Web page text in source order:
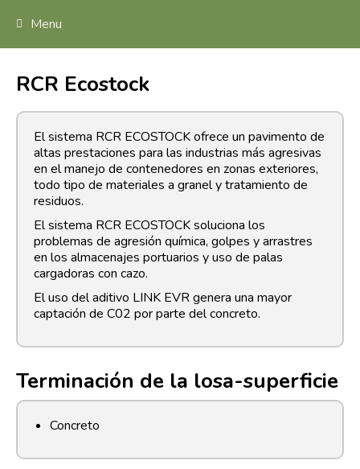
Menu
RCR Ecostock
El sistema RCR ECOSTOCK ofrece un pavimento de
altas prestaciones para las industrias más agresivas
en el manejo de contenedores en zonas exteriores,
todo tipo de materiales a granel y tratamiento de
residuos.
El sistema RCR ECOSTOCK soluciona los
problemas de agresión química, golpes y arrastres
en los almacenajes portuarios y uso de palas
cargadoras con cazo.
El uso del aditivo LINK EVR genera una mayor
captación de C02 por parte del concreto.
Terminación de la losa-superficie
Concreto